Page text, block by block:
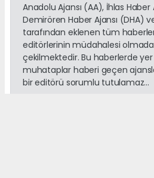
Anadolu Ajansı (AA), İhlas Haber
Demirören Haber Ajansı (DHA)
tarafından eklenen tüm
editörlerinin müdahalesi
çekilmektedir. Bu haberlerde
muhataplar haberi geçen
bir editörü sorumlu tutulamaz...